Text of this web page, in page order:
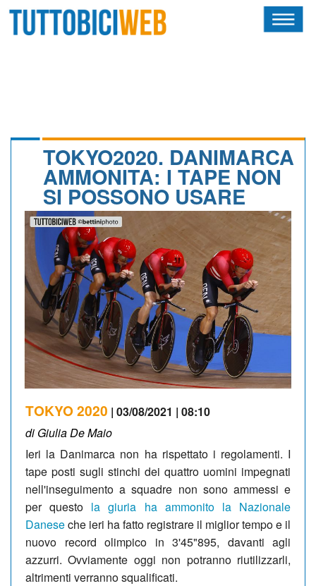
CALENDARIO
OSCAR
ALBI D'ORO
NEWSLETTER
TOKYO2020. DANIMARCA
AMMONITA: I TAPE NON
SI POSSONO USARE
TOKYO 2020 | 03/08/2021 | 08:10
di Giulia De Maio
Ieri la Danimarca non ha rispettato i regolamenti. I
tape posti sugli stinchi dei quattro uomini impegnati
nell'inseguimento a squadre non sono ammessi e
per questo la giuria ha ammonito la Nazionale
Daneseche ieri ha fatto registrare il miglior tempo e il
nuovo record olimpico in 3'45"895, davanti agli
azzurri. Ovviamente oggi non potranno riutilizzarli,
altrimenti verranno squalificati.